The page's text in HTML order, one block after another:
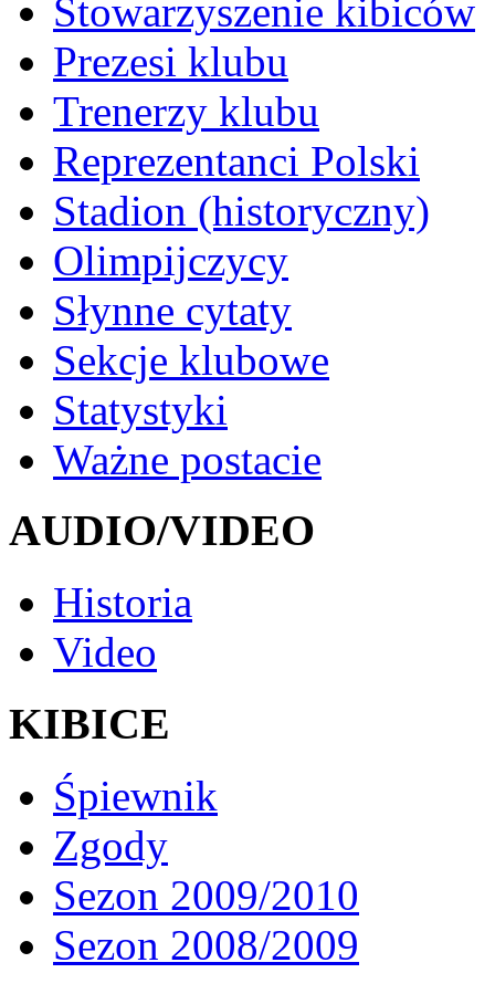
Stowarzyszenie kibiców
Prezesi klubu
Trenerzy klubu
Reprezentanci Polski
Stadion (historyczny)
Olimpijczycy
Słynne cytaty
Sekcje klubowe
Statystyki
Ważne postacie
AUDIO/VIDEO
Historia
Video
KIBICE
Śpiewnik
Zgody
Sezon 2009/2010
Sezon 2008/2009